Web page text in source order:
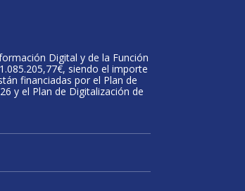
Digital y de la Función
siendo el importe
financiadas por el Plan de
y el Plan de Digitalización de